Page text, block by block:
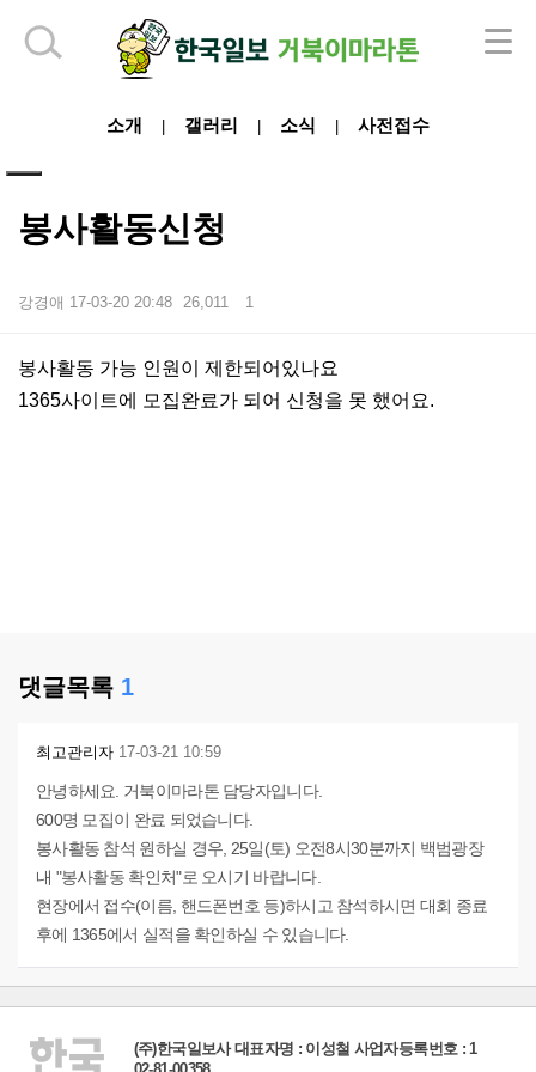
소개 갤러리 소식 사전접수
봉사활동신청
강경애 17-03-20 20:48 26,011 1
본문
봉사활동 가능 인원이 제한되어있나요
1365사이트에 모집완료가 되어 신청을 못 했어요.
댓글목록 1
최고관리자 17-03-21 10:59
안녕하세요. 거북이마라톤 담당자입니다.
600명 모집이 완료 되었습니다.
봉사활동 참석 원하실 경우, 25일(토) 오전8시30분까지 백범광장
내 "봉사활동 확인처"로 오시기 바랍니다.
현장에서 접수(이름, 핸드폰번호 등)하시고 참석하시면 대회 종료
후에 1365에서 실적을 확인하실 수 있습니다.
하단 영역
(주)한국일보사 대표자명 : 이성철 사업자등록번호 : 1